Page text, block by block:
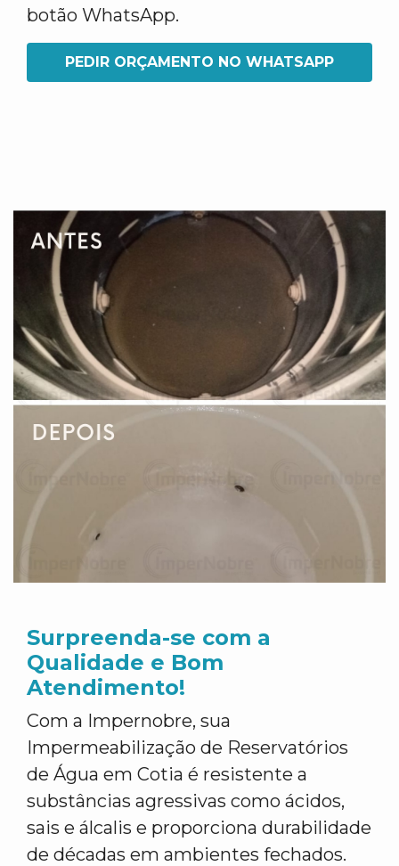
botão WhatsApp.
PEDIR ORÇAMENTO NO WHATSAPP
Surpreenda-se com a
Qualidade e Bom
Atendimento!
Com a Impernobre, sua
Impermeabilização de Reservatórios
de Água em Cotia é resistente a
substâncias agressivas como ácidos,
sais e álcalis e proporciona durabilidade
de décadas em ambientes fechados.